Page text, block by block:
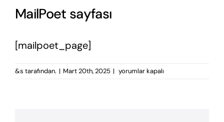
MailPoet sayfası
[mailpoet_page]
&s tarafından. | Mart 20th, 2025 | MailPoet
yorumlar kapalı